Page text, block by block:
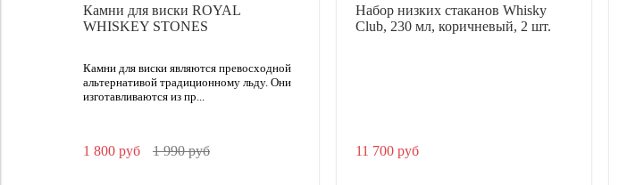
Камни для виски ROYAL
WHISKEY STONES
Камни для виски являются превосходной
альтернативой традиционному льду. Они
изготавливаются из пр...
1 800 руб 1 990 руб
Набор низких стаканов Whisky
Club, 230 мл, коричневый, 2 шт.
11 700 руб